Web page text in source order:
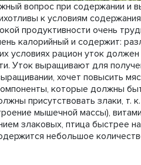
вопрос при содержании и
к условиям
продуктивности очень
калорийный и содержит:
условиях рацион уток
Уток выращивают для
хочет повысить
которые должны
присутствовать злаки, т.
мышечной массы),
злаковых, птица быстрее
небольшое